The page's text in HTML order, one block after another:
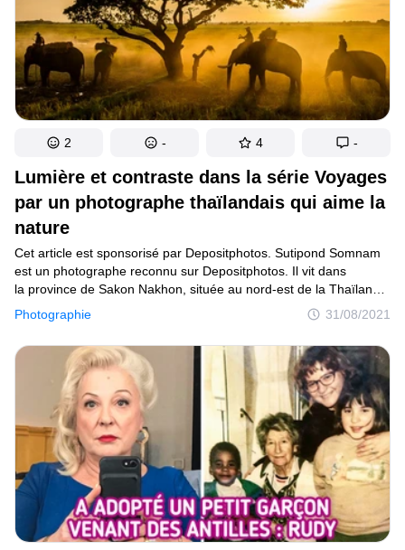
Lumière et contraste dans la série Voyages
par un photographe thaïlandais qui aime la
nature
Photographie 31/08/2021
Cet article est sponsorisé par Depositphotos. Sutipond Somnam
est un photographe reconnu sur Depositphotos. Il vit dans
la province de Sakon Nakhon, située au nord-est de la Thaïlande,
et consacre son temps à la photographie de voyages, de portraits
et de paysages.En tant qu’ancien reporter vidéo local, Sutipond
a maîtrisé l’art de la vidéo et s’est ensuite intéressé à l’utilisation
d’un appareil photo pour produire des images statiques. Capturer
des clichés témoins de la vie dans les communautés ainsi que
dans la nature est aujourd’hui l’un de ses principaux intérêts.
2 - 4 -